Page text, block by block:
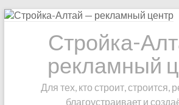
Skip
Стройка-
рекламный
Для тех, кто строит, строится,
благоустраивает и